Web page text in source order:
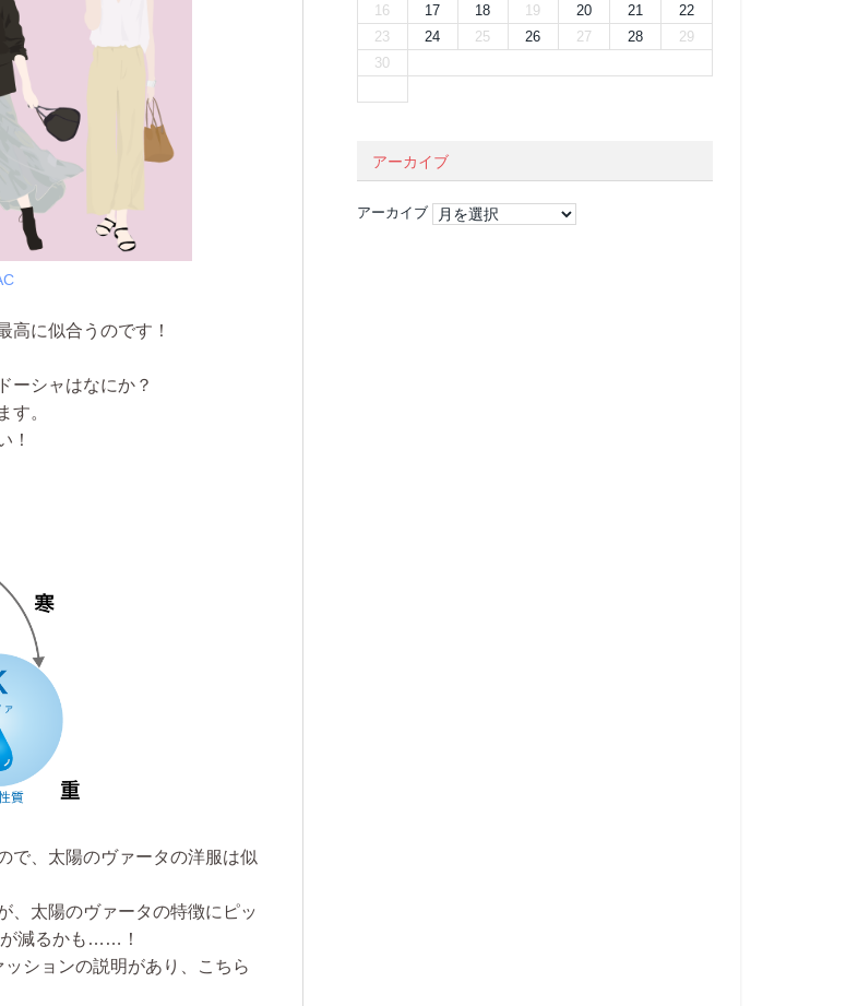
高に似合うのです！
ーシャはなにか？
す。
！
で、太陽のヴァータの洋服は似
、太陽のヴァータの特徴にピッ
が減るかも……！
ションの説明があり、こちら
16
17 18 19 20 21
22
23
24 25 26 27 28
29
30
アーカイブ
アーカイブ